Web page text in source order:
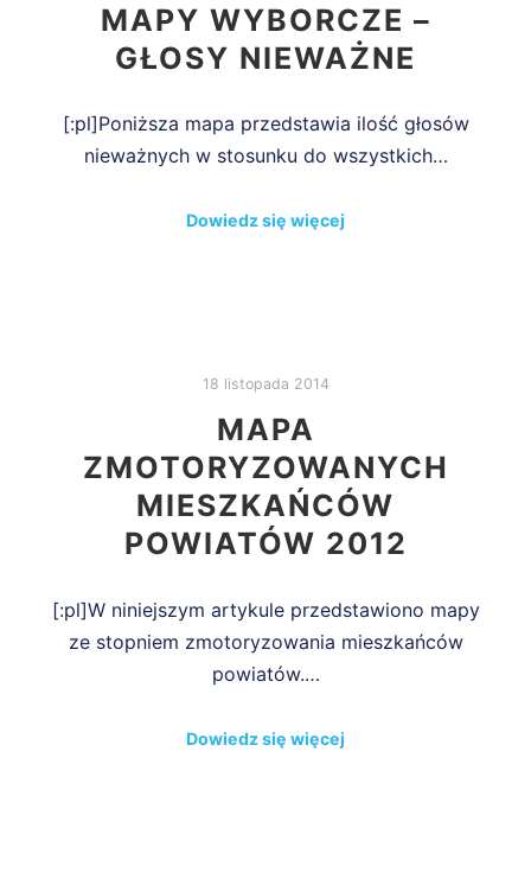
MAPY WYBORCZE –
GŁOSY NIEWAŻNE
[:pl]Poniższa mapa przedstawia ilość głosów
nieważnych w stosunku do wszystkich…
Dowiedz się więcej
18 listopada 2014
MAPA
ZMOTORYZOWANYCH
MIESZKAŃCÓW
POWIATÓW 2012
[:pl]W niniejszym artykule przedstawiono mapy
ze stopniem zmotoryzowania mieszkańców
powiatów.…
Dowiedz się więcej